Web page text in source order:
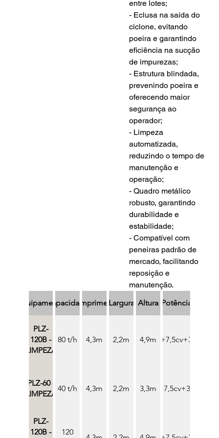
entre lotes;
- Eclusa na saída do
ciclone, evitando
poeira e garantindo
eficiência na sucção
de impurezas;
- Estrutura blindada,
prevenindo poeira e
oferecendo maior
segurança ao
operador;
- Limpeza
automatizada,
reduzindo o tempo de
manutenção e
operação;
- Quadro metálico
robusto, garantindo
durabilidade e
estabilidade;
- Compatível com
peneiras padrão de
mercado, facilitando
reposição e
manutenção.
EquipamentoCapacidadeComprimentoLargura Altura Potência
PLZ-
120B -
LIMPEZA
80 t/h 4,3m 2,2m 4,9m
15,0cv+7,5cv+3x1,0cv
PLZ-60 -
LIMPEZA
40 t/h 4,3m 2,2m 3,3m
7,5cv+7,5cv+3x1,0cv
PLZ-
120B -
120